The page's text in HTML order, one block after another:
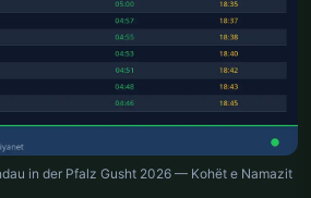
in der Pfalz Gusht 2026 — Kohët e Namazit